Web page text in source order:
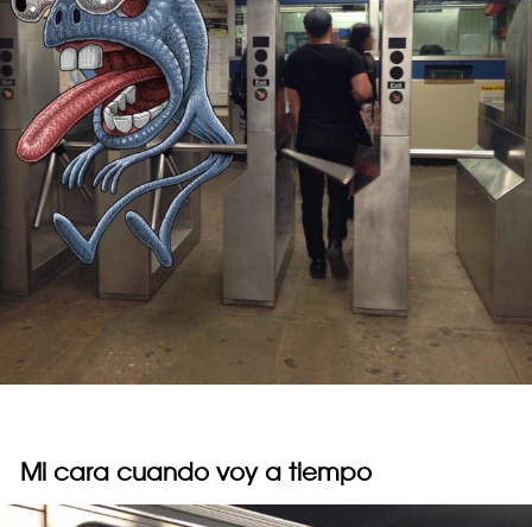
Mi cara cuando voy a tiempo